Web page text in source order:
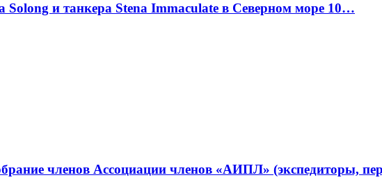
Solong и танкера Stena Immaculate в Северном море 10…
членов Ассоциации членов «АИПЛ» (экспедиторы,